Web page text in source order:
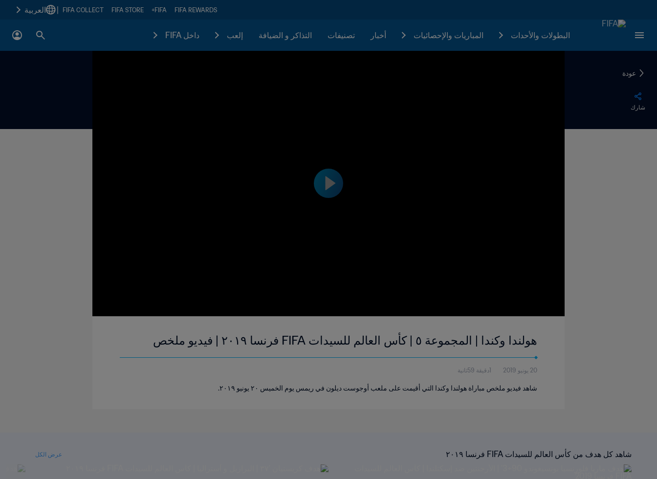
FIFA REWARDS
FIFA+
FIFA STORE
FIFA COLLECT العربية
البطولات والأحدات المباريات والإحصائيات أخبار تصنيفات التذاكر و الضيافة إلعب داخل FIFA
عودة
شارك
هولندا وكندا | المجموعة ٥ | كأس العالم للسيدات FIFA فرنسا ٢٠١٩ | فيديو ملخص
20 يونيو 2019 1دقيقة 59ثانية
شاهد فيديو ملخص مباراة هولندا وكندا التي أقيمت على ملعب أوجوست ديلون في ريمس يوم الخميس ٢٠ يونيو ٢٠١٩.
شاهد كل هدف من كأس العالم للسيدات FIFA فرنسا ٢٠١٩ عرض الكل